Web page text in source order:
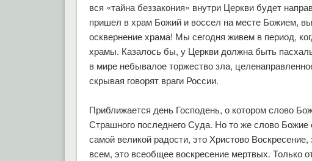
вся «тайна беззакония» внутри Церкви будет
пришел в храм Божий и воссел на месте Божием,
осквернение храма! Мы сегодня живем в период,
храмы. Казалось бы, у Церкви должна быть
в мире небывалое торжество зла,
скрывая говорят враги России.
Приближается день Господень, о котором слово
Страшного последнего Суда. Но то же слово
самой великой радости, это Христово
всем, это всеобщее воскресение мертвых. Только